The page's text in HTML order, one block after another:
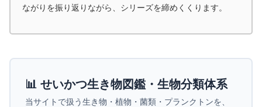
ながりを振り返りながら、シリーズを締めくくります。
📊 せいかつ生き物図鑑・生物分類体系
当サイトで扱う生き物・植物・菌類・プランクトンを、